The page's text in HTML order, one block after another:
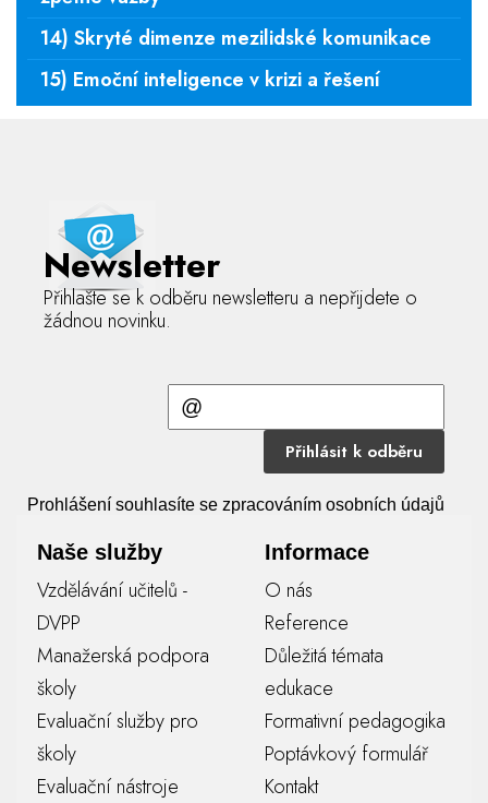
14) Skryté dimenze mezilidské komunikace
15) Emoční inteligence v krizi a řešení
Newsletter
Přihlašte se k odběru newsletteru a nepřijdete o
žádnou novinku.
Přihlásit k odběru
Prohlášení souhlasíte se zpracováním osobních údajů
Naše služby
Vzdělávání učitelů -
DVPP
Manažerská podpora
školy
Evaluační služby pro
školy
Evaluační nástroje
Informace
O nás
Reference
Důležitá témata
edukace
Formativní pedagogika
Poptávkový formulář
Kontakt